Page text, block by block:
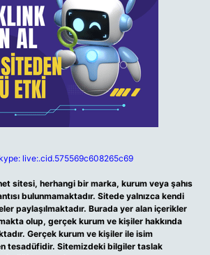
live:.cid.575569c608265c69
sitesi, herhangi bir marka, kurum veya şahıs
bulunmamaktadır. Sitede yalnızca kendi
paylaşılmaktadır. Burada yer alan içerikler
olup, gerçek kurum ve kişiler hakkında
Gerçek kurum ve kişiler ile isim
tesadüfidir. Sitemizdeki bilgiler taslak